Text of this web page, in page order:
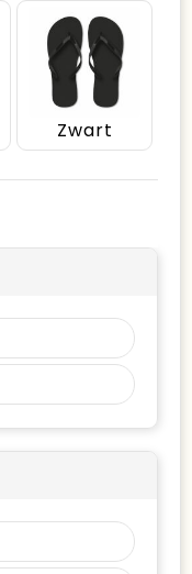
Zwart